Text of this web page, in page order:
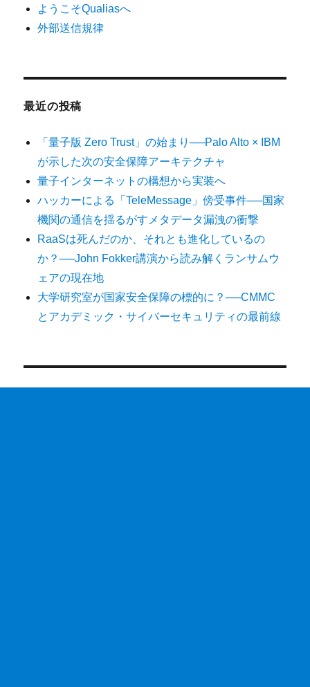
ようこそQualiasへ
外部送信規律
最近の投稿
「量子版 Zero Trust」の始まり──Palo Alto × IBM
が示した次の安全保障アーキテクチャ
量子インターネットの構想から実装へ
ハッカーによる「TeleMessage」傍受事件──国家
機関の通信を揺るがすメタデータ漏洩の衝撃
RaaSは死んだのか、それとも進化しているの
か？──John Fokker講演から読み解くランサムウ
ェアの現在地
大学研究室が国家安全保障の標的に？──CMMC
とアカデミック・サイバーセキュリティの最前線